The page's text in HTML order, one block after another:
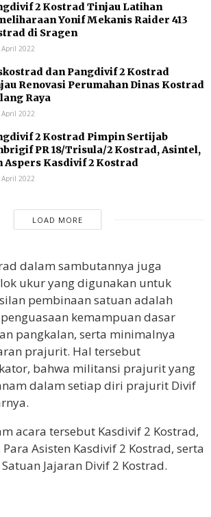
2 Kostrad Tinjau Latihan
Yonif Mekanis Raider 413
di Sragen
2022
dan Pangdivif 2 Kostrad
Renovasi Perumahan Dinas Kostrad
Raya
April 2022
2 Kostrad Pimpin Sertijab
PR 18/Trisula/2 Kostrad, Asintel,
Aspers Kasdivif 2 Kostrad
April 2022
LOAD MORE
dalam sambutannya juga
ukur yang digunakan untuk
pembinaan satuan adalah
kemampuan dasar
pangkalan, serta minimalnya
prajurit. Hal tersebut
bahwa militansi prajurit yang
dalam setiap diri prajurit Divif
acara tersebut Kasdivif 2 Kostrad,
Asisten Kasdivif 2 Kostrad, serta
Jajaran Divif 2 Kostrad.